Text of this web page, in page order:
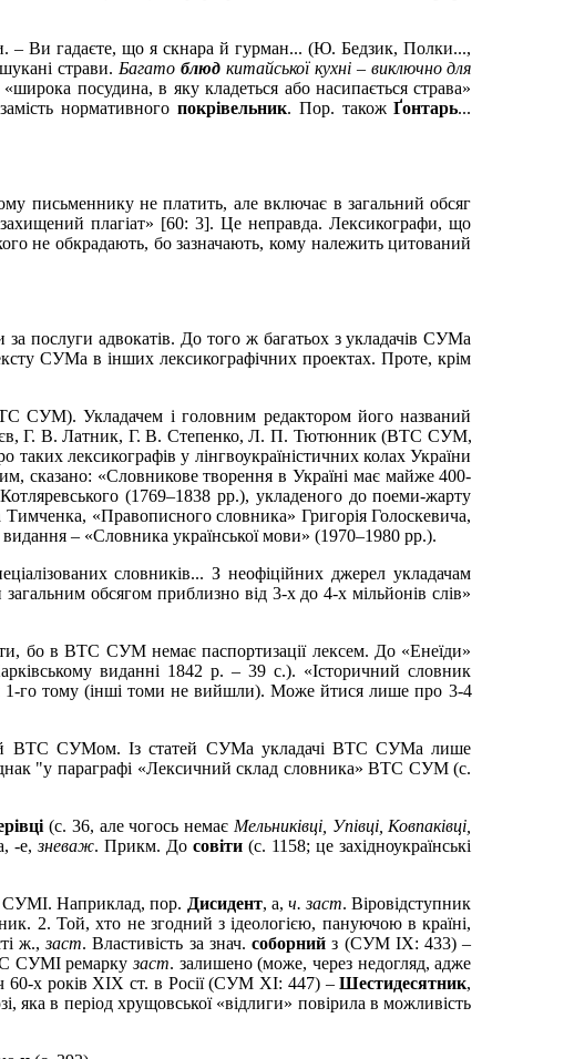
– Ви гадаєте, що я скнара й гурман... (Ю. Бедзик, Полки...,
страви. Багато блюдкитайської кухні – виключно для
посудина, в яку кладеться або насипається страва»
нормативного покрівельник. Пор. такожҐонтарь...
письменнику не платить, але включає в загальний обсяг
захищений плагіат» [60: 3]. Це неправда. Лексикографи, що
не обкрадають, бо зазначають, кому належить цитований
послуги адвокатів. До того ж багатьох з укладачів СУМа
СУМа в інших лексикографічних проектах. Проте, крім
СУМ). Укладачем і головним редактором його названий
Г. В. Латник, Г. В. Степенко, Л. П. Тютюнник (ВТС СУМ,
лексикографів у лінгвоукраїністичних колах України
сказано: «Словникове творення в Україні має майже 400-
(1769–1838 pp.), укладеного до поеми-жарту
Тимченка, «Правописного словника» Григорія Голоскевича,
– «Словника української мови» (1970–1980 pp.).
словників... З неофіційних джерел укладачам
обсягом приблизно від 3-х до 4-х мільйонів слів»
бо в ВТС СУМ немає паспортизації лексем. До «Енеїди»
виданні 1842 р. – 39с.). «Історичний словник
1-го тому (інші томи не вийшли). Може йтися лише про 3-4
ВТС СУМом. Із статей СУМа укладачі ВТС СУМа лише
"у параграфі «Лексичний склад словника» ВТС СУМ (с.
(с. 36, але чогось немає Мельниківці, Упівці, Ковпаківці,
-е,зневаж. Прикм. Досовіти (с. 1158; це західноукраїнські
СУМІ. Наприклад, пор. Дисидент, а,ч. заст. Віровідступник
2. Той, хто не згодний з ідеологією, пануючою в країні,
ж.,заст. Властивість за знач. соборний з (СУМ IX: 433) –
СУМІ ремаркузаст. залишено (може, через недогляд, адже
60-х років XIX ст. в Росії (СУМ XI: 447) –Шестидесятник,
в період хрущовської «відлиги» повірила в можливість